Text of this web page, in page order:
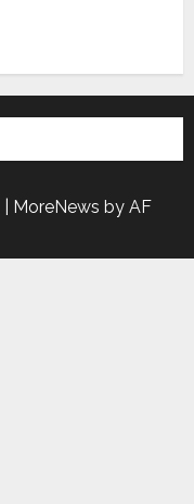
MoreNews by AF